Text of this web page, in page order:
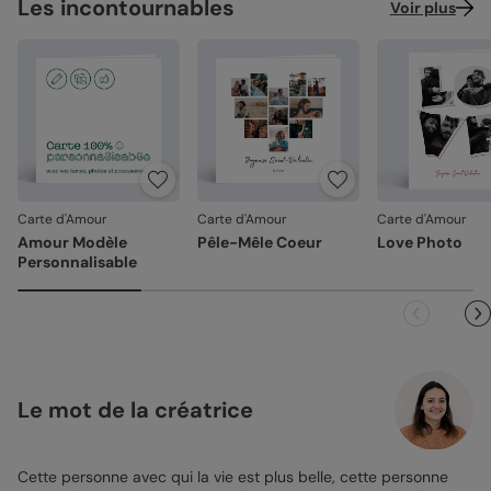
Les incontournables Voir plus
Carte d'Amour
Amour Modèle
Personnalisable
Carte d'Amour
Pêle-Mêle Coeur
Carte d'Amour
Love Photo
Le mot de la créatrice
Cette personne avec qui la vie est plus belle, cette personne